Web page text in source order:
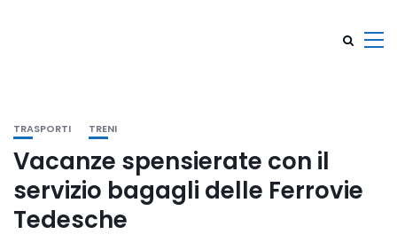
TRASPORTI TRENI
Vacanze spensierate con il
servizio bagagli delle Ferrovie
Tedesche